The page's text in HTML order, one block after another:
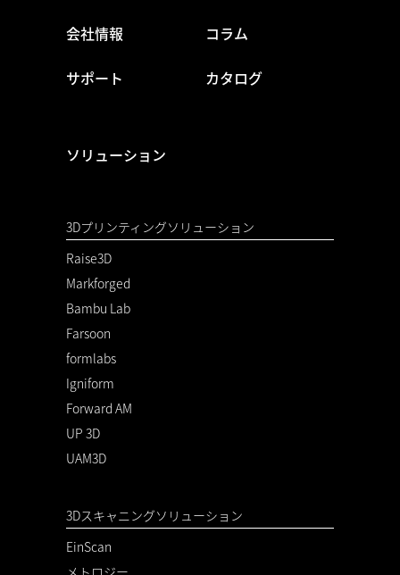
会社情報 コラム
サポート カタログ
ソリューション
3Dプリンティングソリューション
Raise3D
Markforged
Bambu Lab
Farsoon
formlabs
Igniform
Forward AM
UP 3D
UAM3D
3Dスキャニングソリューション
EinScan
メトロジー